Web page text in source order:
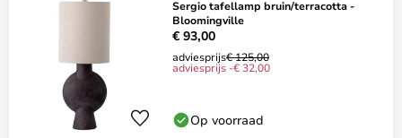
Sergio tafellamp bruin/terracotta -
Bloomingville
€ 93,00
adviesprijs€ 125,00
adviesprijs -€ 32,00
Op voorraad